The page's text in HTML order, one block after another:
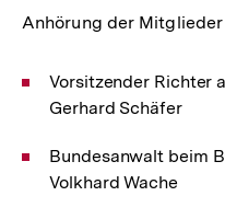
Anhörung der
Vorsitzender Richter
Gerhard Schäfer
Bundesanwalt beim
Volkhard Wache